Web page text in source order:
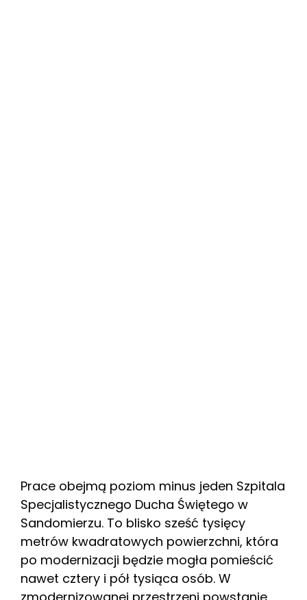
Prace obejmą poziom minus jeden Szpitala
Specjalistycznego Ducha Świętego w
Sandomierzu. To blisko sześć tysięcy
metrów kwadratowych powierzchni, która
po modernizacji będzie mogła pomieścić
nawet cztery i pół tysiąca osób. W